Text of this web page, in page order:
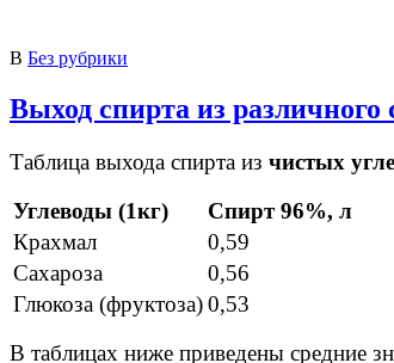
В Без рубрики
Выход спирта из различного
Таблица выхода спирта из чистых
Углеводы (1кг)
Спирт 96%, л
Крахмал
0,59
Сахароза
0,56
Глюкоза (фруктоза)0,53
В таблицах ниже приведены средние